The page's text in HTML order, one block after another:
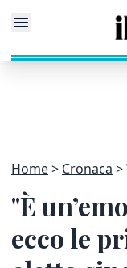
Home Cronaca
"È
ecco le